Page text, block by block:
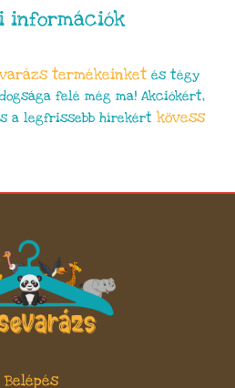
információk
termékeinket és tégy
felé még ma! Akciókért,
a legfrissebb hírekért kövess
Belépés